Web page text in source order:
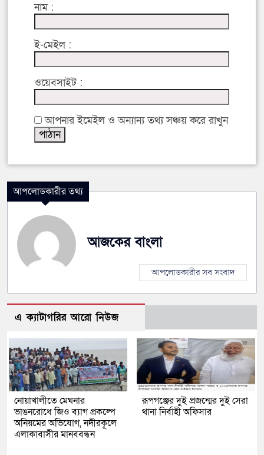
নাম :
ই-মেইল :
ওয়েবসাইট :
আপনার ইমেইল ও অন্যান্য তথ্য সঞ্চয় করে রাখুন
আপলোডকারীর তথ্য
আজকের বাংলা
আপলোডকারীর সব সংবাদ
এ ক্যাটাগরির আরো নিউজ
নোয়াখালীতে মেঘনার
ভাঙনরোধে জিও ব্যাগ প্রকল্পে
অনিয়মের অভিযোগ, নদীরকূলে
এলাকাবাসীর মানববন্ধন
রূপগঞ্জের দুই প্রজন্মের দুই সেরা
থানা নির্বাহী অফিসার